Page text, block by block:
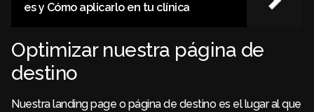
es y Cómo aplicarlo en tu clínica
Optimizar nuestra página de
destino
Nuestra landing page o página de destino es el lugar al que